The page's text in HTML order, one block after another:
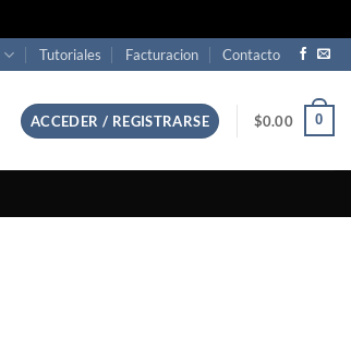
Tutoriales Facturacion Contacto
ACCEDER / REGISTRARSE $0.00 0